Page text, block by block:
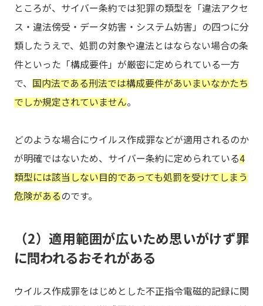
ところが、サイバー条約では犯罪の類型を「違法アクセ
ス・違法傍受・データ妨害・システム妨害」の四つに分
類したうえで、処罰の対象や違法とはならない場合の条
件といった「構成要件」が厳密に定められている一方
で、 国内法である刑法では構成要件があいまいなかたち
でしか規定されていません。
どのような場合にウイルス作成罪などが適用されるのか
が明確ではないため、サイバー条約に定められている4
類型には該当しない目的であっても処罰を受けてしまう
危険があるのです。
（2）適用範囲が広いため思いがけず罪
に問われるおそれがある
ウイルス作成罪をはじめとした不正指令電磁的記録に関